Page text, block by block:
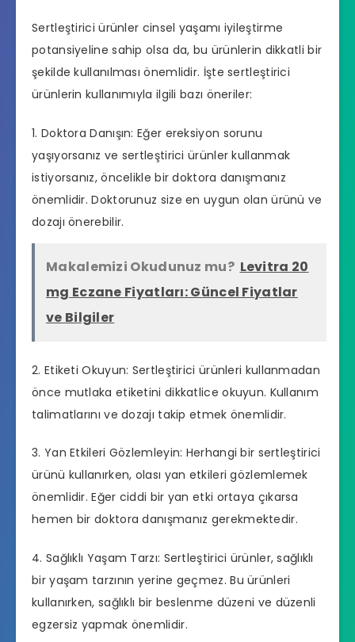
Sertleştirici ürünler cinsel yaşamı iyileştirme
potansiyeline sahip olsa da, bu ürünlerin dikkatli bir
şekilde kullanılması önemlidir. İşte sertleştirici
ürünlerin kullanımıyla ilgili bazı öneriler:
1. Doktora Danışın: Eğer ereksiyon sorunu
yaşıyorsanız ve sertleştirici ürünler kullanmak
istiyorsanız, öncelikle bir doktora danışmanız
önemlidir. Doktorunuz size en uygun olan ürünü ve
dozajı önerebilir.
Makalemizi Okudunuz mu? Levitra 20
mg Eczane Fiyatları: Güncel Fiyatlar
ve Bilgiler
2. Etiketi Okuyun: Sertleştirici ürünleri kullanmadan
önce mutlaka etiketini dikkatlice okuyun. Kullanım
talimatlarını ve dozajı takip etmek önemlidir.
3. Yan Etkileri Gözlemleyin: Herhangi bir sertleştirici
ürünü kullanırken, olası yan etkileri gözlemlemek
önemlidir. Eğer ciddi bir yan etki ortaya çıkarsa
hemen bir doktora danışmanız gerekmektedir.
4. Sağlıklı Yaşam Tarzı: Sertleştirici ürünler, sağlıklı
bir yaşam tarzının yerine geçmez. Bu ürünleri
kullanırken, sağlıklı bir beslenme düzeni ve düzenli
egzersiz yapmak önemlidir.